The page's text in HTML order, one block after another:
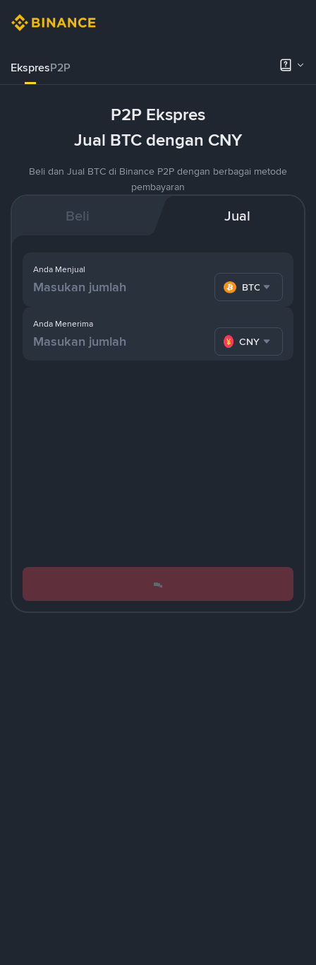
EkspresP2P
P2P Ekspres
Jual BTC dengan CNY
Beli dan Jual BTC di Binance P2P dengan berbagai metode
pembayaran
Beli Jual
Anda Menerima
CNY
Anda Menjual
BTC